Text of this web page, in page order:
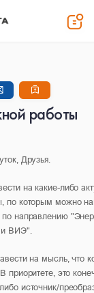
работы
Друзья.
на какие-либо
по которым можно
направлению
ВИЭ".
на мысль, что
приоритете, это
источник/